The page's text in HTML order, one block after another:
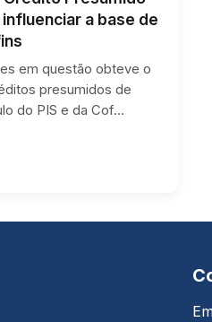
a base de
em questão obteve o
presumidos de
do PIS e da Cof…